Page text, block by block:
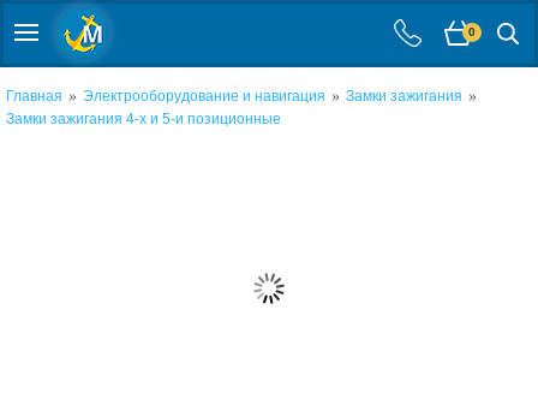
0
Главная » Электрооборудование и навигация » Замки зажигания »
Замки зажигания 4-х и 5-и позиционные